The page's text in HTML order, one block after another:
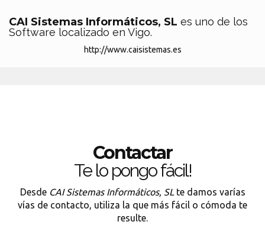
CAI Sistemas Informáticos, SL es uno de los
Software localizado en Vigo.
http://www.caisistemas.es
Contactar
Te lo pongo fácil!
Desde CAI Sistemas Informáticos, SLte damos varías
vías de contacto, utiliza la que más fácil o cómoda te
resulte.